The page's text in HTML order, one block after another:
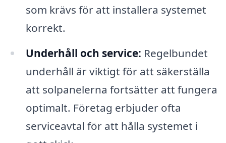
som krävs för att installera systemet
korrekt.
Underhåll och service: Regelbundet
underhåll är viktigt för att säkerställa
att solpanelerna fortsätter att fungera
optimalt. Företag erbjuder ofta
serviceavtal för att hålla systemet i